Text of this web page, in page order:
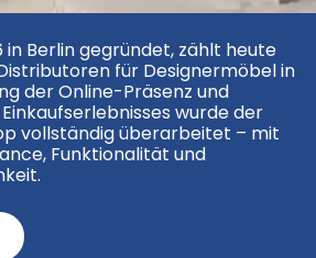
in Berlin gegründet, zählt heute
für Designermöbel in
der Online-Präsenz und
wurde der
vollständig überarbeitet – mit
Funktionalität und